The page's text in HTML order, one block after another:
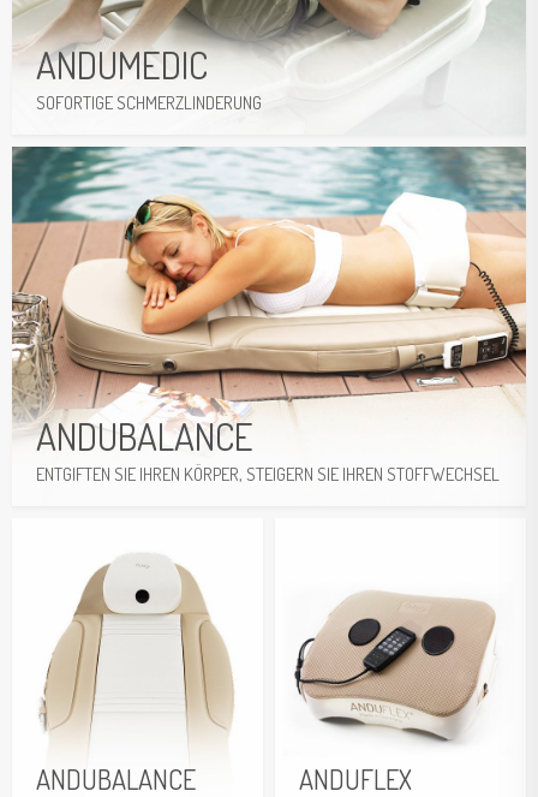
ANDUMEDIC
SOFORTIGE SCHMERZLINDERUNG
Weitere Informationen
ANDUBALANCE
ENTGIFTEN SIE IHREN KÖRPER, STEIGERN SIE IHREN STOFFWECHSEL
Weitere Informationen
ANDUBALANCE ANDUFLEX